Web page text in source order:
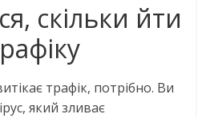
скільки йти
трафік, потрібно. Ви
який зливає